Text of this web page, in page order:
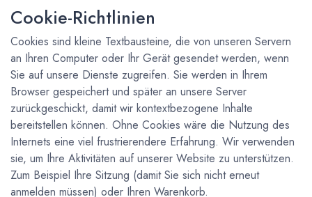
Cookie-Richtlinien
Cookies sind kleine Textbausteine, die von unseren Servern
an Ihren Computer oder Ihr Gerät gesendet werden, wenn
Sie auf unsere Dienste zugreifen. Sie werden in Ihrem
Browser gespeichert und später an unsere Server
zurückgeschickt, damit wir kontextbezogene Inhalte
bereitstellen können. Ohne Cookies wäre die Nutzung des
Internets eine viel frustrierendere Erfahrung. Wir verwenden
sie, um Ihre Aktivitäten auf unserer Website zu unterstützen.
Zum Beispiel Ihre Sitzung (damit Sie sich nicht erneut
anmelden müssen) oder Ihren Warenkorb.